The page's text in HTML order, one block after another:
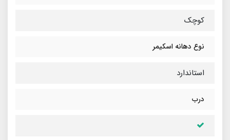
کوچک
نوع دهانه اسکیمر
استاندارد
درب